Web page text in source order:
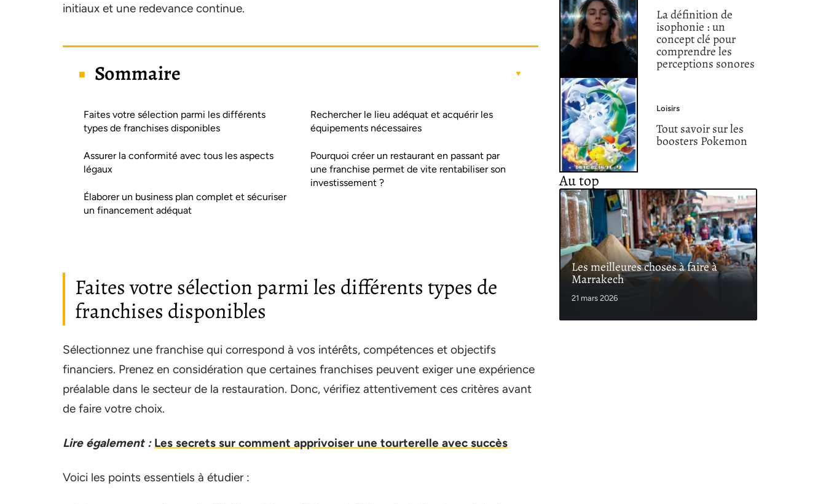
initiaux et une redevance continue.
Sommaire
Faites votre sélection parmi les différents
types de franchises disponibles
Assurer la conformité avec tous les aspects
légaux
Élaborer un business plan complet et sécuriser
un financement adéquat
Rechercher le lieu adéquat et acquérir les
équipements nécessaires
Pourquoi créer un restaurant en passant par
une franchise permet de vite rentabiliser son
investissement ?
Faites votre sélection parmi les différents types de
franchises disponibles
Sélectionnez une franchise qui correspond à vos intérêts, compétences et objectifs
financiers. Prenez en considération que certaines franchises peuvent exiger une expérience
préalable dans le secteur de la restauration. Donc, vérifiez attentivement ces critères avant
de faire votre choix.
Lire également : Les secrets sur comment apprivoiser une tourterelle avec succès
Voici les points essentiels à étudier :
La définition de
isophonie : un
concept clé pour
comprendre les
perceptions sonores
Loisirs
Tout savoir sur les
boosters Pokemon
Au top
Les meilleures choses à faire à
Marrakech
21 mars 2026